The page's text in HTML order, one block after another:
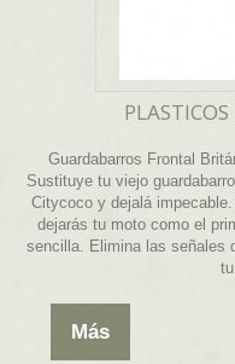
Guardabarros Frontal
Sustituye tu viejo
Citycoco y dejalá
dejarás tu moto como el
sencilla. Elimina las señales
Más